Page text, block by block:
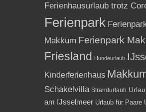
Ferienhausurlaub trotz
Ferienpark
Makkum Ferienpark
Friesland Hundeurlaub
Kinderferienhaus
Schakelvilla Strandurlaub
am IJsselmeer Urlaub für Paare